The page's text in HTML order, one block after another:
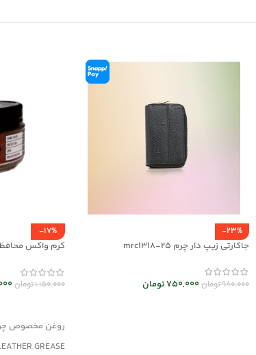
-23%
جاکارتی زیپ دار چرم mrc1318-25
980,000تومان750,000تومان
-17%
1,150,000تومان
روغن مخصوص
GREASE